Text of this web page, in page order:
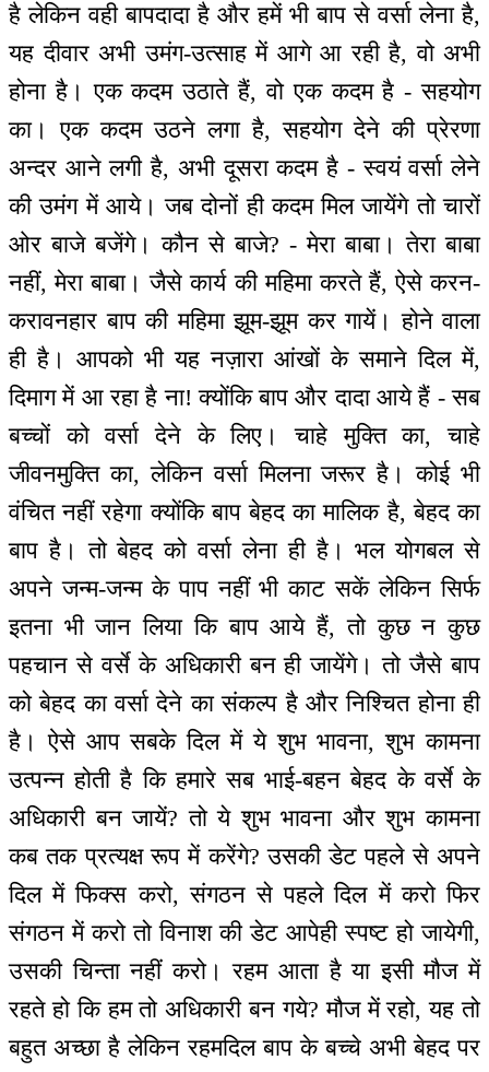
है लेकिन वही बापदादा है और हमें भी बाप से वर्सा लेना है,
यह दीवार अभी उमंग-उत्साह में आगे आ रही है, वो अभी
होना है। एक कदम उठाते हैं, वो एक कदम है - सहयोग
का। एक कदम उठने लगा है, सहयोग देने की प्रेरणा
अन्दर आने लगी है, अभी दूसरा कदम है - स्वयं वर्सा लेने
की उमंग में आये। जब दोनों ही कदम मिल जायेंगे तो चारों
ओर बाजे बजेंगे। कौन से बाजे? - मेरा बाबा। तेरा बाबा
नहीं, मेरा बाबा। जैसे कार्य की महिमा करते हैं, ऐसे करन-
करावनहार बाप की महिमा झूम-झूम कर गायें। होने वाला
ही है। आपको भी यह नज़ारा आंखों के समाने दिल में,
दिमाग में आ रहा है ना! क्योंकि बाप और दादा आये हैं - सब
बच्चों को वर्सा देने के लिए। चाहे मुक्ति का, चाहे
जीवनमुक्ति का, लेकिन वर्सा मिलना जरूर है। कोई भी
वंचित नहीं रहेगा क्योंकि बाप बेहद का मालिक है, बेहद का
बाप है। तो बेहद को वर्सा लेना ही है। भल योगबल से
अपने जन्म-जन्म के पाप नहीं भी काट सकें लेकिन सिर्फ
इतना भी जान लिया कि बाप आये हैं, तो कुछ न कुछ
पहचान से वर्से के अधिकारी बन ही जायेंगे। तो जैसे बाप
को बेहद का वर्सा देने का संकल्प है और निश्चित होना ही
है। ऐसे आप सबके दिल में ये शुभ भावना, शुभ कामना
उत्पन्न होती है कि हमारे सब भाई-बहन बेहद के वर्से के
अधिकारी बन जायें? तो ये शुभ भावना और शुभ कामना
कब तक प्रत्यक्ष रूप में करेंगे? उसकी डेट पहले से अपने
दिल में फिक्स करो, संगठन से पहले दिल में करो फिर
संगठन में करो तो विनाश की डेट आपेही स्पष्ट हो जायेगी,
उसकी चिन्ता नहीं करो। रहम आता है या इसी मौज में
रहते हो कि हम तो अधिकारी बन गये? मौज में रहो, यह तो
बहुत अच्छा है लेकिन रहमदिल बाप के बच्चे अभी बेहद पर